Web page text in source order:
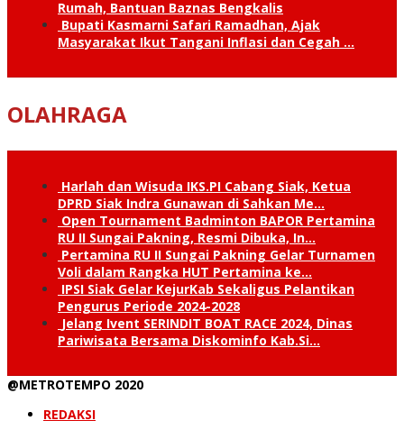
Rumah, Bantuan Baznas Bengkalis
Bupati Kasmarni Safari Ramadhan, Ajak
Masyarakat Ikut Tangani Inflasi dan Cegah …
OLAHRAGA
Harlah dan Wisuda IKS.PI Cabang Siak, Ketua
DPRD Siak Indra Gunawan di Sahkan Me…
Open Tournament Badminton BAPOR Pertamina
RU II Sungai Pakning, Resmi Dibuka, In…
Pertamina RU II Sungai Pakning Gelar Turnamen
Voli dalam Rangka HUT Pertamina ke…
IPSI Siak Gelar KejurKab Sekaligus Pelantikan
Pengurus Periode 2024-2028
Jelang Ivent SERINDIT BOAT RACE 2024, Dinas
Pariwisata Bersama Diskominfo Kab.Si…
@METROTEMPO 2020
REDAKSI